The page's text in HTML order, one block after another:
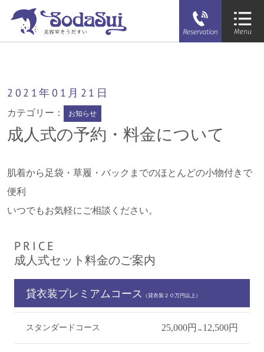
2021年01月 21日
カテゴリー： お知らせ
成人式の予約・料金について
肌着から足袋・草履・バックまでのほとんどの小物付きで
便利
いつでもお気軽にご相談ください。
PRICE
成人式セット料金のご案内
貸衣装プレミアムコース （貸衣装２０万円以上）
スタンダードコース 25,000円 → 12,500円